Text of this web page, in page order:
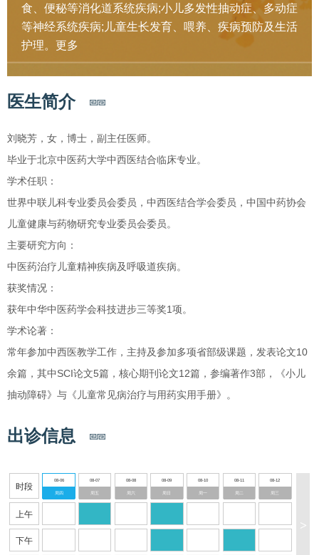
食、便秘等消化道系统疾病;小儿多发性抽动症、多动症
等神经系统疾病;儿童生长发育、喂养、疾病预防及生活
护理。 更多
医生简介
刘晓芳，女，博士，副主任医师。
毕业于北京中医药大学中西医结合临床专业。
学术任职：
世界中联儿科专业委员会委员，中西医结合学会委员，中国中药协会
儿童健康与药物研究专业委员会委员。
主要研究方向：
中医药治疗儿童精神疾病及呼吸道疾病。
获奖情况：
获年中华中医药学会科技进步三等奖1项。
学术论著：
常年参加中西医教学工作，主持及参加多项省部级课题，发表论文10
余篇，其中SCI论文5篇，核心期刊论文12篇，参编著作3部，《小儿
抽动障碍》与《儿童常见病治疗与用药实用手册》。
出诊信息
时段
上午
下午
08-06
周四
08-07
周五
08-08
周六
08-09
周日
08-10
周一
08-11 08-12
周三
>